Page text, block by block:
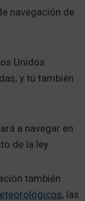
navegación de
Unidos
y tú también
a navegar en
de la ley.
también
, las